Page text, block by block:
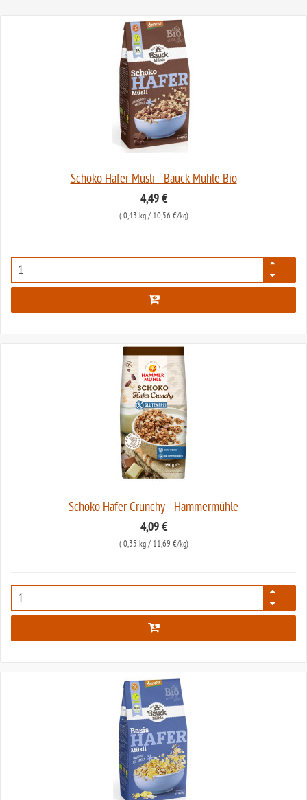
Schoko Hafer Müsli - Bauck Mühle Bio
4,49 €
( 0,43 kg/ 10,56 €/kg)
2178
Schoko Hafer Crunchy - Hammermühle
4,09 €
( 0,35 kg/ 11,69 €/kg)
3416